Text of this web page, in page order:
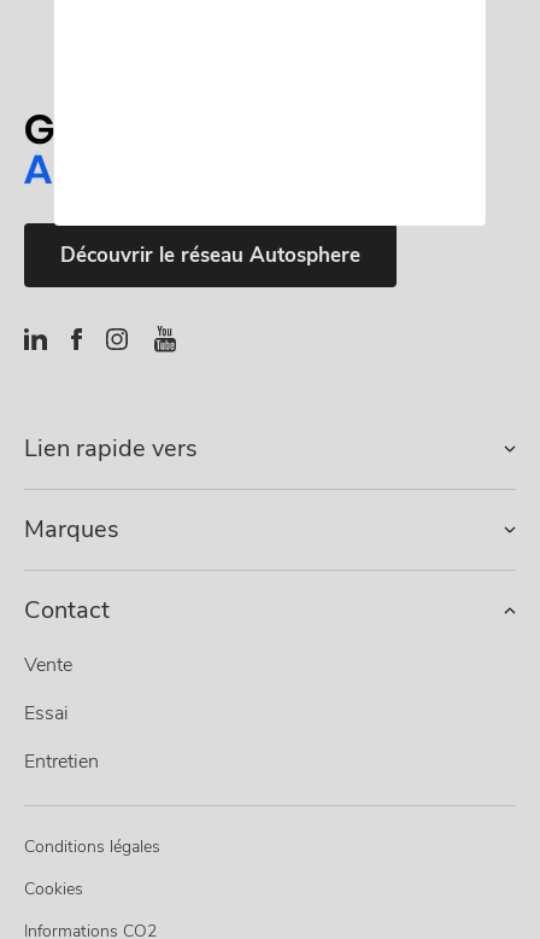
Découvrir le réseau Autosphere
Lien rapide vers
Marques
Contact
Vente
Essai
Entretien
Conditions légales
Cookies
Informations CO2